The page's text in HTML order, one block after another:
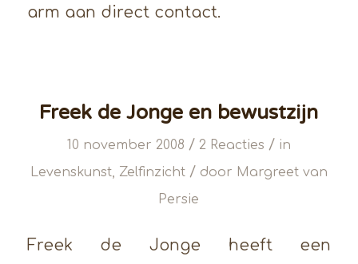
arm aan direct contact.
Freek de Jonge en bewustzijn
10 november 2008 / 2 Reacties / in
Levenskunst, Zelfinzicht / door Margreet van
Persie
Freek de Jonge heeft een